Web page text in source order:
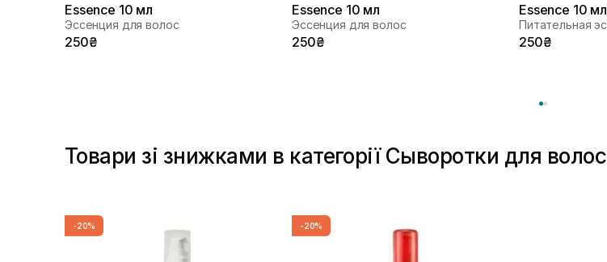
Essence 10 мл
Эссенция для волос
250₴
Essence 10 мл
Эссенция для волос
250₴
Essence 10 мл
250₴
Товари зі знижками в категорії Сыворотки для волос
-20% -20%